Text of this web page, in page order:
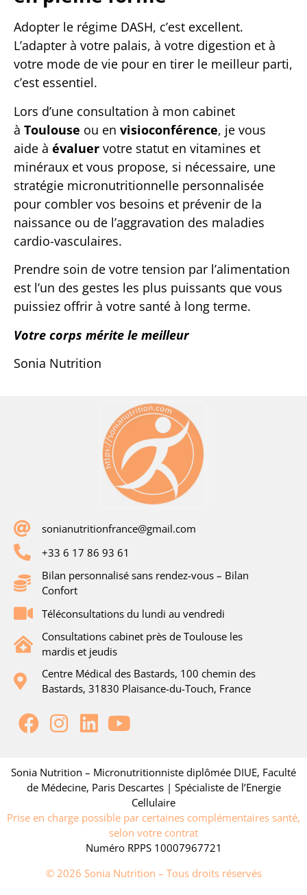
Adopter le régime DASH, c’est excellent.
L’adapter à votre palais, à votre digestion et à
votre mode de vie pour en tirer le meilleur parti,
c’est essentiel.
Lors d’une consultation à mon cabinet
à Toulouse ou en visioconférence, je vous
aide à évaluer votre statut en vitamines et
minéraux et vous propose, si nécessaire, une
stratégie micronutritionnelle personnalisée
pour combler vos besoins et prévenir de la
naissance ou de l’aggravation des maladies
cardio-vasculaires.
Prendre soin de votre tension par l’alimentation
est l’un des gestes les plus puissants que vous
puissiez offrir à votre santé à long terme.
Votre corps mérite le meilleur
Sonia Nutrition
sonianutritionfrance@gmail.com
+33 6 17 86 93 61
Bilan personnalisé sans rendez-vous – Bilan
Confort
Téléconsultations du lundi au vendredi
Consultations cabinet près de Toulouse les
mardis et jeudis
Centre Médical des Bastards, 100 chemin des
Bastards, 31830 Plaisance-du-Touch, France
Sonia Nutrition – Micronutritionniste diplômée DIUE, Faculté
de Médecine, Paris Descartes | Spécialiste de l’Energie
Cellulaire
Prise en charge possible par certaines complémentaires santé,
selon votre contrat
Numéro RPPS 10007967721
© 2026 Sonia Nutrition – Tous droits réservés